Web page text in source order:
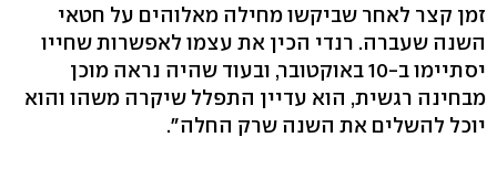
זמן קצר לאחר שביקשו מחילה מאלוהים על חטאי
השנה שעברה. רנדי הכין את עצמו לאפשרות שחייו
יסתיימו ב-10 באוקטובר, ובעוד שהיה נראה מוכן
מבחינה רגשית, הוא עדיין התפלל שיקרה משהו והוא
יוכל להשלים את השנה שרק החלה".